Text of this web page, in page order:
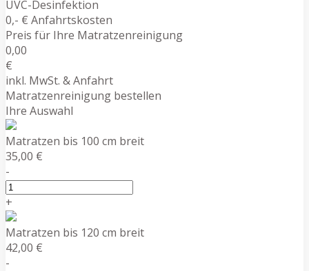
UVC-Desinfektion
0,- € Anfahrtskosten
Preis für Ihre Matratzenreinigung
0,00
€
inkl. MwSt. & Anfahrt
Matratzenreinigung bestellen
Ihre Auswahl
Matratzen bis 100 cm breit
35,00 €
-
+
Matratzen bis 120 cm breit
42,00 €
-